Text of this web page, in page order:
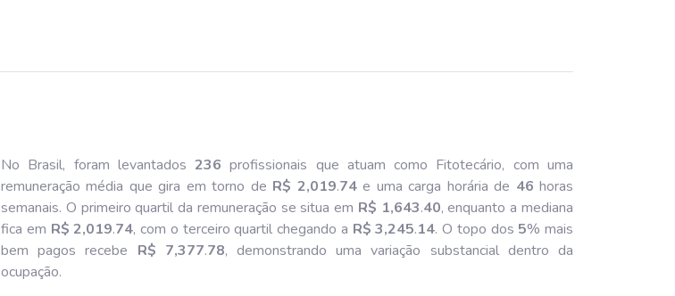
No Brasil, foram levantados236 profissionais que atuam como Fitotecário, com uma
remuneração média que gira em torno de R$ 2,019.74e uma carga horária de 46 horas
semanais. O primeiro quartil da remuneração se situa em R$ 1,643.40, enquanto a mediana
fica em R$ 2,019.74, com o terceiro quartil chegando a R$ 3,245.14. O topo dos 5% mais
bem pagos recebe R$ 7,377.78, demonstrando uma variação substancial dentro da
ocupação.